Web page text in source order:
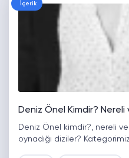
İçerik
Deniz Önel Kimdir? Nereli
Deniz Önel kimdir?, nereli
oynadığı diziler?